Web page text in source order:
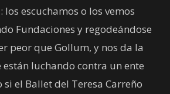
los escuchamos o los vemos
Fundaciones y regodeándose
peor que Gollum, y nos da la
luchando contra un ente
si el Ballet del Teresa Carreño